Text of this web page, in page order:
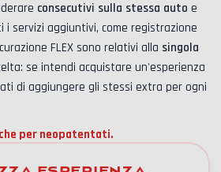
consecutivi sulla stessa auto e
servizi aggiuntivi, come registrazione
FLEX sono relativi alla singola
se intendi acquistare un'esperienza
di aggiungere gli stessi extra per ogni
per neopatentati.